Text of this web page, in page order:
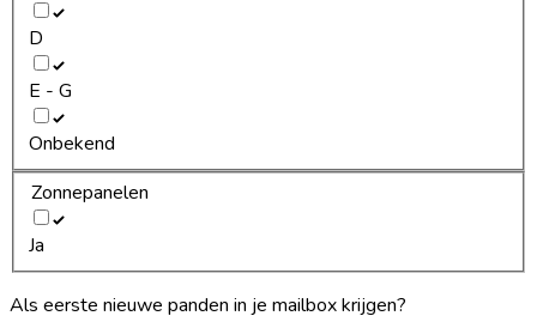
D
E - G
Onbekend
Zonnepanelen
Ja
Als eerste nieuwe panden in je mailbox krijgen?